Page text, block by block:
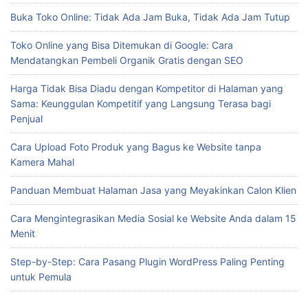
Buka Toko Online: Tidak Ada Jam Buka, Tidak Ada Jam Tutup
Toko Online yang Bisa Ditemukan di Google: Cara
Mendatangkan Pembeli Organik Gratis dengan SEO
Harga Tidak Bisa Diadu dengan Kompetitor di Halaman yang
Sama: Keunggulan Kompetitif yang Langsung Terasa bagi
Penjual
Cara Upload Foto Produk yang Bagus ke Website tanpa
Kamera Mahal
Panduan Membuat Halaman Jasa yang Meyakinkan Calon Klien
Cara Mengintegrasikan Media Sosial ke Website Anda dalam 15
Menit
Step-by-Step: Cara Pasang Plugin WordPress Paling Penting
untuk Pemula